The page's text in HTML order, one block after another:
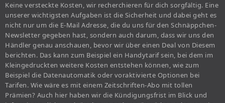
Keine versteckte Kosten, wir recherchieren für dich sorgfältig. Eine
unserer wichtigsten Aufgaben ist die Sicherheit und dabei geht es
nicht nur um die E-Mail Adresse, die du uns für den Schnäppchen-
Newsletter gegeben hast, sondern auch darum, dass wir uns den
Händler genau anschauen, bevor wir über einen Deal von Diesem
berichten. Das kann zum Beispiel ein Handytarif sein, bei dem im
Kleingedruckten weitere Kosten entstehen können, wie zum
Beispiel die Datenautomatik oder voraktivierte Optionen bei
Tarifen. Wie wäre es mit einem Zeitschriften-Abo mit tollen
Prämien? Auch hier haben wir die Kündigungsfrist im Blick und